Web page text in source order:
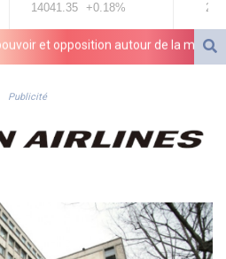
1057.65216
ARS
1727.905463
AUD 1.640039
BBD 2.324867
BIF 3449.795471
BMD 1.152127
BND 1.48007
14041.35 +0.18% 2020
et opposition autour de la même
Publicité